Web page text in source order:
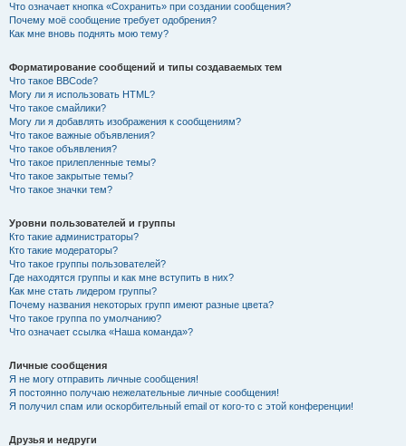
Что означает кнопка «Сохранить» при создании сообщения?
Почему моё сообщение требует одобрения?
Как мне вновь поднять мою тему?
Форматирование сообщений и типы создаваемых тем
Что такое BBCode?
Могу ли я использовать HTML?
Что такое смайлики?
Могу ли я добавлять изображения к сообщениям?
Что такое важные объявления?
Что такое объявления?
Что такое прилепленные темы?
Что такое закрытые темы?
Что такое значки тем?
Уровни пользователей и группы
Кто такие администраторы?
Кто такие модераторы?
Что такое группы пользователей?
Где находятся группы и как мне вступить в них?
Как мне стать лидером группы?
Почему названия некоторых групп имеют разные цвета?
Что такое группа по умолчанию?
Что означает ссылка «Наша команда»?
Личные сообщения
Я не могу отправить личные сообщения!
Я постоянно получаю нежелательные личные сообщения!
Я получил спам или оскорбительный email от кого-то с этой конференции!
Друзья и недруги